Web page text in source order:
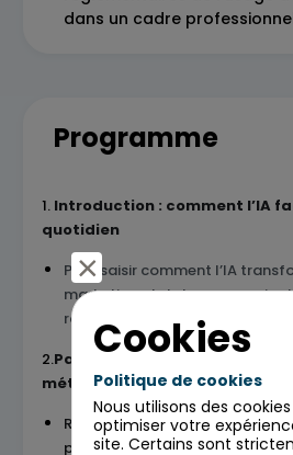
dans un cadre
Programme
1. Introduction : comment l’IA
quotidien
Pour saisir comment l’IA
marketing et de la
rappel techno, nouveaux enjeux
2.Panorama des usages de
métiers du marketing et de la
Rappels : ce que l’IA
pas
Cookies
Politique de cookies
Nous utilisons des
optimiser votre
site. Certains sont